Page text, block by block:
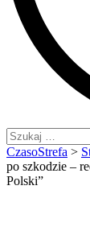
Szukaj:
CzasoStrefa >
po szkodzie –
Polski”